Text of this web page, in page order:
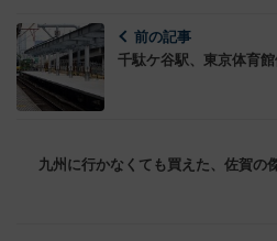
前の記事
千駄ケ谷駅、東京体育
九州に行かなくても買えた、佐賀の